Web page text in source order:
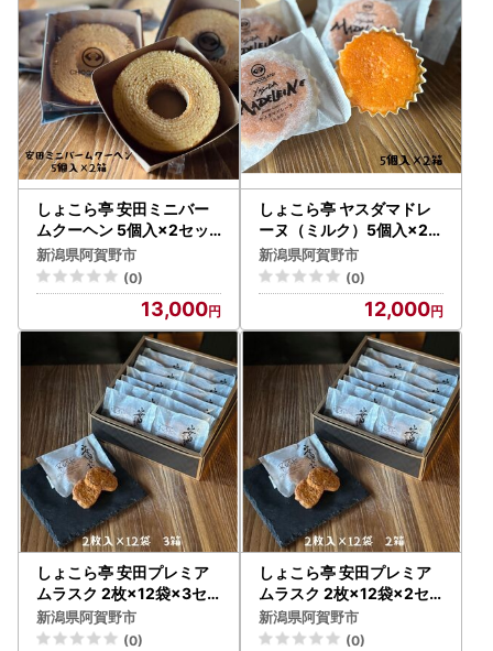
しょこら亭 安田ミニバー
ムクーヘン 5個入×2セッ
ト 直径約8.0㎝ お菓子 菓
子 スイーツ 贈答 1Z21013
新潟県阿賀野市
(0)
13,000
しょこら亭 ヤスダマドレ
ーヌ（ミルク）5個入×2セ
ット お菓子 菓子 スイーツ
贈答 1Z29012
新潟県阿賀野市
(0)
12,000
しょこら亭 安田プレミア
ムラスク 2枚×12袋×3セ
ット お菓子 菓子 スイーツ
贈答 1Z07033
新潟県阿賀野市
(0)
しょこら亭 安田プレミア
ムラスク 2枚×12袋×2セ
ット お菓子 菓子 スイーツ
贈答 1Z09022
新潟県阿賀野市
(0)